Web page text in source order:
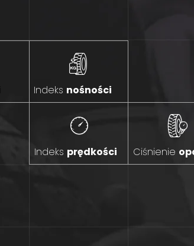
Indeks nośności
Indeks prędkości Ciśnienie